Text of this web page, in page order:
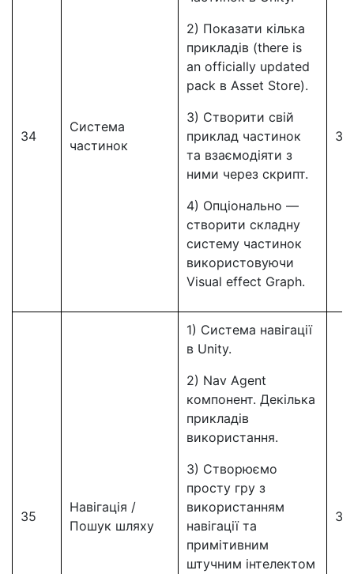
34
Система
частинок
2) Показати кілька
прикладів (there is
an officially updated
pack в Asset Store).
3) Створити свій
приклад частинок
та взаємодіяти з
ними через скрипт.
4) Опціонально —
створити складну
систему частинок
використовуючи
Visual effect Graph.
34
35
Навігація /
Пошук шляху
1) Система навігації
в Unity.
2) Nav Agent
компонент. Декілька
прикладів
використання.
3) Створюємо
просту гру з
використанням
навігації та
примітивним
штучним інтелектом
35